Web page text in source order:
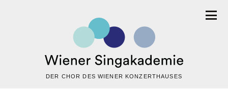
DER CHOR DES WIENER KONZERTHAUSES